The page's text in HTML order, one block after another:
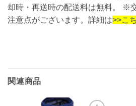
却時・再送時の配送料は無料。 ※
注意点がございます。詳細は>>こ
関連商品